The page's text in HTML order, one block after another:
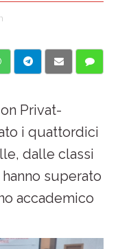
Privat-
i quattordici
dalle classi
superato
accademico